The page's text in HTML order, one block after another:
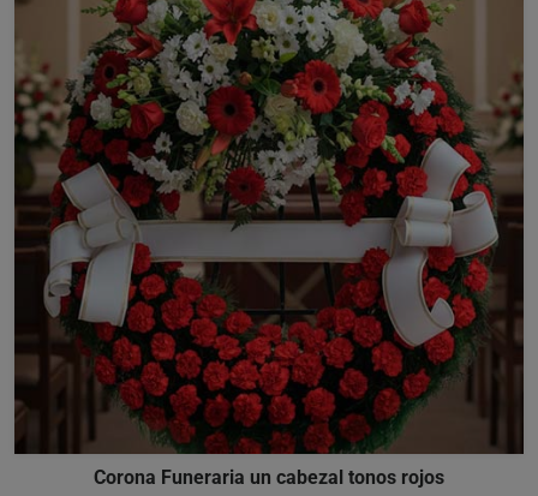
Corona Funeraria un cabezal tonos rojos